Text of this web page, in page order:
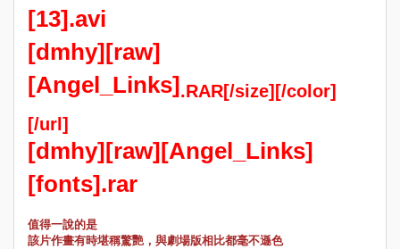
[13].avi
[dmhy][raw]
[Angel_Links].RAR[/size][/color]
[/url]
[dmhy][raw][Angel_Links]
[fonts].rar
值得一說的是
該片作畫有時堪稱驚艷，與劇場版相比都毫不遜色